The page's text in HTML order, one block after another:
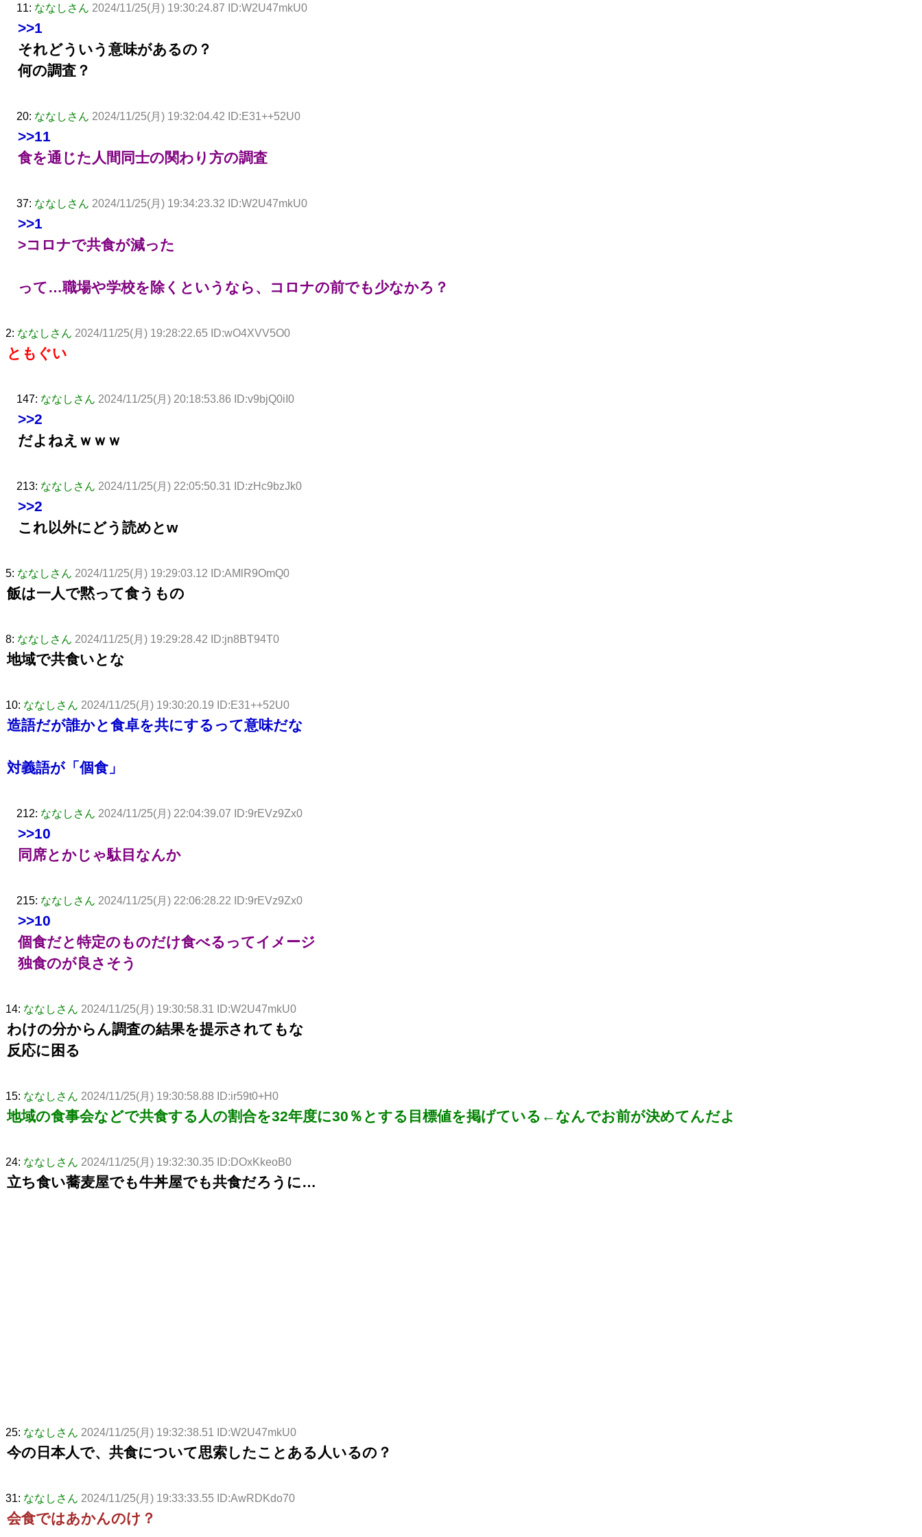
11: ななしさん 2024/11/25(月) 19:30:24.87 ID:W2U47mkU0
>>1
それどういう意味があるの？
何の調査？
20: ななしさん 2024/11/25(月) 19:32:04.42 ID:E31++52U0
>>11
食を通じた人間同士の関わり方の調査
37: ななしさん 2024/11/25(月) 19:34:23.32 ID:W2U47mkU0
>>1
>コロナで共食が減った
って…職場や学校を除くというなら、コロナの前でも少なかろ？
2: ななしさん 2024/11/25(月) 19:28:22.65 ID:wO4XVV5O0
ともぐい
147: ななしさん 2024/11/25(月) 20:18:53.86 ID:v9bjQ0iI0
>>2
だよねえｗｗｗ
213: ななしさん 2024/11/25(月) 22:05:50.31 ID:zHc9bzJk0
>>2
これ以外にどう読めとw
5: ななしさん 2024/11/25(月) 19:29:03.12 ID:AMlR9OmQ0
飯は一人で黙って食うもの
8: ななしさん 2024/11/25(月) 19:29:28.42 ID:jn8BT94T0
地域で共食いとな
10: ななしさん 2024/11/25(月) 19:30:20.19 ID:E31++52U0
造語だが誰かと食卓を共にするって意味だな
対義語が「個食」
212: ななしさん 2024/11/25(月) 22:04:39.07 ID:9rEVz9Zx0
>>10
同席とかじゃ駄目なんか
215: ななしさん 2024/11/25(月) 22:06:28.22 ID:9rEVz9Zx0
>>10
個食だと特定のものだけ食べるってイメージ
独食のが良さそう
14: ななしさん 2024/11/25(月) 19:30:58.31 ID:W2U47mkU0
わけの分からん調査の結果を提示されてもな
反応に困る
15: ななしさん 2024/11/25(月) 19:30:58.88 ID:ir59t0+H0
地域の食事会などで共食する人の割合を32年度に30％とする目標値を掲げている←なんでお前が決めてんだよ
24: ななしさん 2024/11/25(月) 19:32:30.35 ID:DOxKkeoB0
立ち食い蕎麦屋でも牛丼屋でも共食だろうに…
25: ななしさん 2024/11/25(月) 19:32:38.51 ID:W2U47mkU0
今の日本人で、共食について思索したことある人いるの？
31: ななしさん 2024/11/25(月) 19:33:33.55 ID:AwRDKdo70
会食ではあかんのけ？